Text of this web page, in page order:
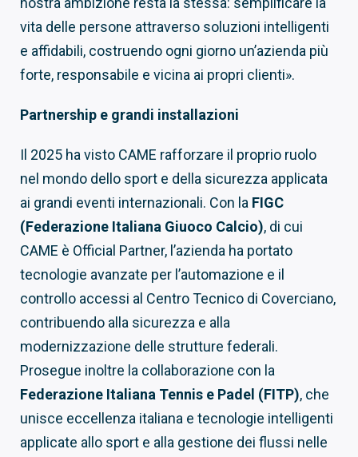
vita delle persone attraverso soluzioni intelligenti
e affidabili, costruendo ogni giorno un’azienda più
forte, responsabile e vicina ai propri clienti».
Partnership e grandi installazioni
Il 2025 ha visto CAME rafforzare il proprio ruolo
nel mondo dello sport e della sicurezza applicata
ai grandi eventi internazionali. Con la FIGC
(Federazione Italiana Giuoco Calcio), di cui
CAME è Official Partner, l’azienda ha portato
tecnologie avanzate per l’automazione e il
controllo accessi al Centro Tecnico di Coverciano,
contribuendo alla sicurezza e alla
modernizzazione delle strutture federali.
Prosegue inoltre la collaborazione con la
Federazione Italiana Tennis e Padel (FITP), che
unisce eccellenza italiana e tecnologie intelligenti
applicate allo sport e alla gestione dei flussi nelle